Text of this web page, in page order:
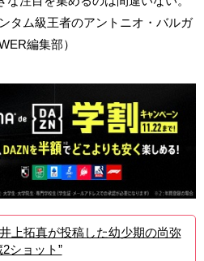
タム級王者のアントニオ・バルガ
編集部）
井上拓真が投稿した幼少期の尚弥
2ショット”